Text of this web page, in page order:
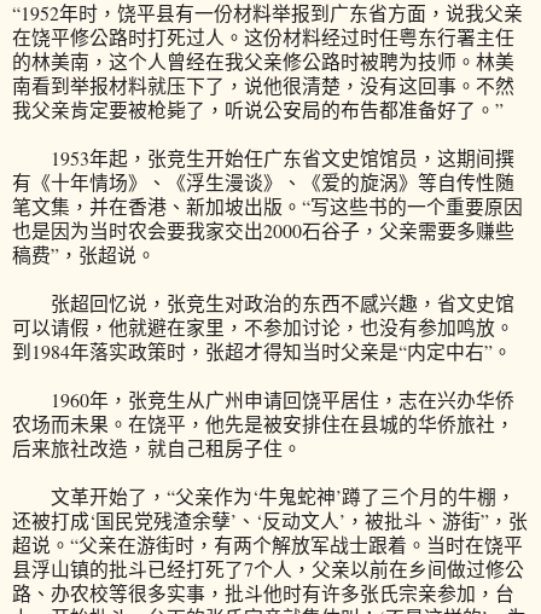
“1952年时，饶平县有一份材料举报到广东省方面，说我父亲
在饶平修公路时打死过人。这份材料经过时任粤东行署主任
的林美南，这个人曾经在我父亲修公路时被聘为技师。林美
南看到举报材料就压下了，说他很清楚，没有这回事。不然
我父亲肯定要被枪毙了，听说公安局的布告都准备好了。”
1953年起，张竞生开始任广东省文史馆馆员，这期间撰
有《十年情场》、《浮生漫谈》、《爱的旋涡》等自传性随
笔文集，并在香港、新加坡出版。“写这些书的一个重要原因
也是因为当时农会要我家交出2000石谷子，父亲需要多赚些
稿费”，张超说。
张超回忆说，张竞生对政治的东西不感兴趣，省文史馆
可以请假，他就避在家里，不参加讨论，也没有参加鸣放。
到1984年落实政策时，张超才得知当时父亲是“内定中右”。
1960年，张竞生从广州申请回饶平居住，志在兴办华侨
农场而未果。在饶平，他先是被安排住在县城的华侨旅社，
后来旅社改造，就自己租房子住。
文革开始了，“父亲作为‘牛鬼蛇神’蹲了三个月的牛棚，
还被打成‘国民党残渣余孽’、‘反动文人’，被批斗、游街”，张
超说。“父亲在游街时，有两个解放军战士跟着。当时在饶平
县浮山镇的批斗已经打死了7个人，父亲以前在乡间做过修公
路、办农校等很多实事，批斗他时有许多张氏宗亲参加，台